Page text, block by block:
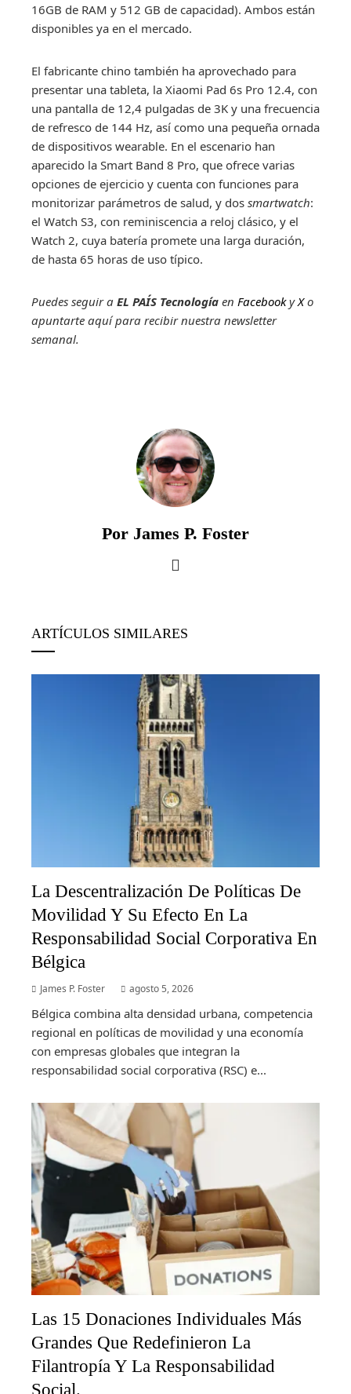
16GB de RAM y 512 GB de capacidad). Ambos están
disponibles ya en el mercado.
El fabricante chino también ha aprovechado para
presentar una tableta, la Xiaomi Pad 6s Pro 12.4, con
una pantalla de 12,4 pulgadas de 3K y una frecuencia
de refresco de 144 Hz, así como una pequeña ornada
de dispositivos wearable. En el escenario han
aparecido la Smart Band 8 Pro, que ofrece varias
opciones de ejercicio y cuenta con funciones para
monitorizar parámetros de salud, y dos smartwatch:
el Watch S3, con reminiscencia a reloj clásico, y el
Watch 2, cuya batería promete una larga duración,
de hasta 65 horas de uso típico.
Puedes seguir a EL PAÍS Tecnología en FacebookyXo
apuntarte aquí para recibir nuestra newsletter
semanal.
Por James P. Foster
ARTÍCULOS SIMILARES
La Descentralización De Políticas De
Movilidad Y Su Efecto En La
Responsabilidad Social Corporativa En
Bélgica
James P. Foster agosto 5, 2026
Bélgica combina alta densidad urbana, competencia
regional en políticas de movilidad y una economía
con empresas globales que integran la
responsabilidad social corporativa (RSC) e...
Las 15 Donaciones Individuales Más
Grandes Que Redefinieron La
Filantropía Y La Responsabilidad
Social.